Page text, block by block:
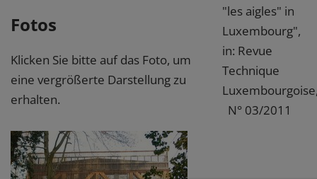
Fotos
Klicken Sie bitte auf das Foto, um
eine vergrößerte Darstellung zu
erhalten.
"les aigles" in
Luxembourg",
in: Revue
Technique
N° 03/2011